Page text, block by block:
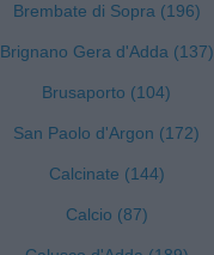
Brembate di Sopra (196)
Brignano Gera d'Adda (137)
Brusaporto (104)
San Paolo d'Argon (172)
Calcinate (144)
Calcio (87)